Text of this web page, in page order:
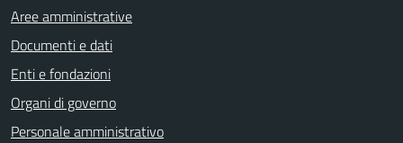
Aree amministrative
Documenti e dati
Enti e fondazioni
Organi di governo
Personale amministrativo